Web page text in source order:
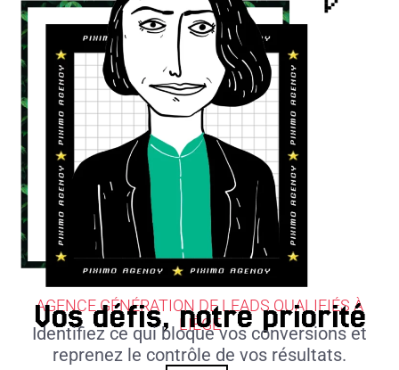
AGENCE GÉNÉRATION DE LEADS QUALIFIÉS À
LIÈGE
Vos défis, notre priorité
Identifiez ce qui bloque vos conversions et
reprenez le contrôle de vos résultats.